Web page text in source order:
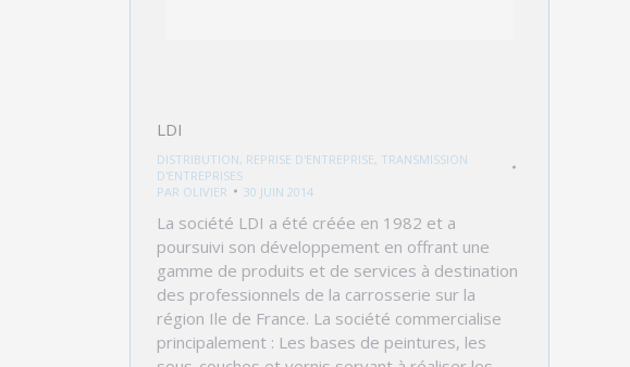
LDI
DISTRIBUTION, REPRISE D'ENTREPRISE, TRANSMISSION
D'ENTREPRISES
PAR OLIVIER 30 JUIN 2014
La société LDI a été créée en 1982 et a
poursuivi son développement en offrant une
gamme de produits et de services à destination
des professionnels de la carrosserie sur la
région Ile de France. La société commercialise
principalement : Les bases de peintures, les